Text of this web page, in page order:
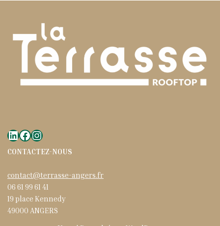
CONTACTEZ-NOUS
contact@terrasse-angers.fr
06 61 99 61 41
19 place Kennedy
49000 ANGERS